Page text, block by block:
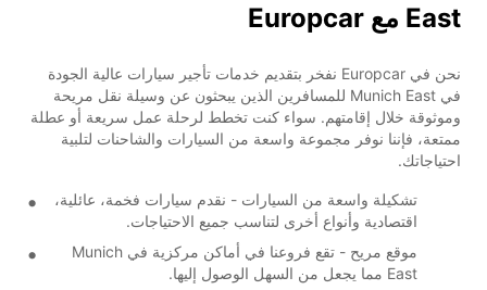
East مع Europcar
نحن في Europcar نفخر بتقديم خدمات تأجير سيارات عالية الجودة
في Munich East للمسافرين الذين يبحثون عن وسيلة نقل مريحة
وموثوقة خلال إقامتهم. سواء كنت تخطط لرحلة عمل سريعة أو عطلة
ممتعة، فإننا نوفر مجموعة واسعة من السيارات والشاحنات لتلبية
احتياجاتك.
تشكيلة واسعة من السيارات - نقدم سيارات فخمة، عائلية،
اقتصادية وأنواع أخرى لتناسب جميع الاحتياجات.
موقع مريح - تقع فروعنا في أماكن مركزية في Munich
East مما يجعل من السهل الوصول إليها.